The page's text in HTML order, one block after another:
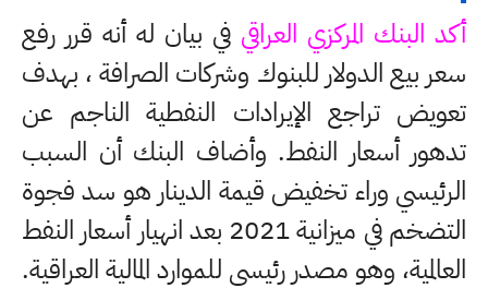
أكد البنك المركزي العراقي في بيان له أنه قرر رفع
سعر بيع الدولار للبنوك وشركات الصرافة ، بهدف
تعويض تراجع الإيرادات النفطية الناجم عن
تدهور أسعار النفط. وأضاف البنك أن السبب
الرئيسي وراء تخفيض قيمة الدينار هو سد فجوة
التضخم في ميزانية 2021 بعد انهيار أسعار النفط
العالمية، وهو مصدر رئيسي للموارد المالية العراقية.